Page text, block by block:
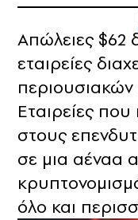
Aπώλειες $62
εταιρείες
περιουσιακών
Eταιρείες
στους
σε μια αέναα
όλο και